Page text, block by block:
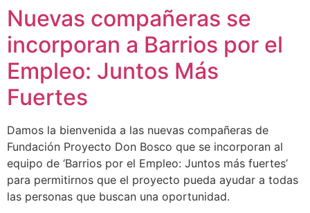
Nuevas compañeras se
incorporan a Barrios por el
Empleo: Juntos Más
Fuertes
Damos la bienvenida a las nuevas compañeras de
Fundación Proyecto Don Bosco que se incorporan al
equipo de ‘Barrios por el Empleo: Juntos más fuertes’
para permitirnos que el proyecto pueda ayudar a todas
las personas que buscan una oportunidad.